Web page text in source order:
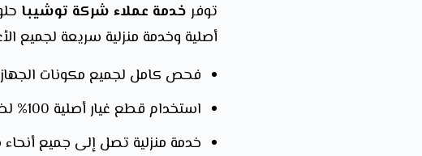
توفر خدمة عملاء شركة توشيبا
أصلية وخدمة منزلية سريعة لجميع
فحص كامل لجميع مكونات
استخدام قطع غيار أصلية 100% لضمان جودة الإصلاح.
خدمة منزلية تصل إلى جميع